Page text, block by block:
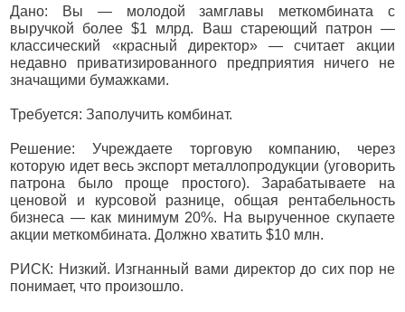
Дано: Вы — молодой замглавы меткомбината с
выручкой более $1 млрд. Ваш стареющий патрон —
классический «красный директор» — считает акции
недавно приватизированного предприятия ничего не
значащими бумажками.
Требуется: Заполучить комбинат.
Решение: Учреждаете торговую компанию, через
которую идет весь экспорт металлопродукции (уговорить
патрона было проще простого). Зарабатываете на
ценовой и курсовой разнице, общая рентабельность
бизнеса — как минимум 20%. На вырученное скупаете
акции меткомбината. Должно хватить $10 млн.
РИСК: Низкий. Изгнанный вами директор до сих пор не
понимает, что произошло.